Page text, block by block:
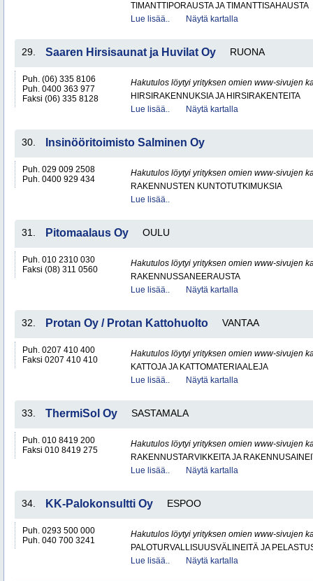
TIMANTTIPORAUSTA JA TIMANTTISAHAUSTA
Lue lisää..
Näytä kartalla
29. Saaren Hirsisaunat ja Huvilat Oy RUONA
Puh. (06) 335 8106
Puh. 0400 363 977
Faksi (06) 335 8128
Hakutulos löytyi yrityksen omien www-sivujen
HIRSIRAKENNUKSIA JA HIRSIRAKENTEITA
Lue lisää..
Näytä kartalla
30. Insinööritoimisto Salminen Oy
Puh. 029 009 2508
Puh. 0400 929 434
Hakutulos löytyi yrityksen omien www-sivujen
RAKENNUSTEN KUNTOTUTKIMUKSIA
Lue lisää..
31. Pitomaalaus Oy OULU
Puh. 010 2310 030
Faksi (08) 311 0560
Hakutulos löytyi yrityksen omien www-sivujen
RAKENNUSSANEERAUSTA
Lue lisää..
Näytä kartalla
32. Protan Oy / Protan Kattohuolto VANTAA
Puh. 0207 410 400
Faksi 0207 410 410
Hakutulos löytyi yrityksen omien www-sivujen
KATTOJA JA KATTOMATERIAALEJA
Lue lisää..
Näytä kartalla
33. ThermiSol Oy SASTAMALA
Puh. 010 8419 200
Faksi 010 8419 275
Hakutulos löytyi yrityksen omien www-sivujen
RAKENNUSTARVIKKEITA JA
Lue lisää..
Näytä kartalla
34. KK-Palokonsultti Oy ESPOO
Puh. 0293 500 000
Puh. 040 700 3241
Hakutulos löytyi yrityksen omien www-sivujen
PALOTURVALLISUUSVÄLINEITÄ JA
Lue lisää..
Näytä kartalla